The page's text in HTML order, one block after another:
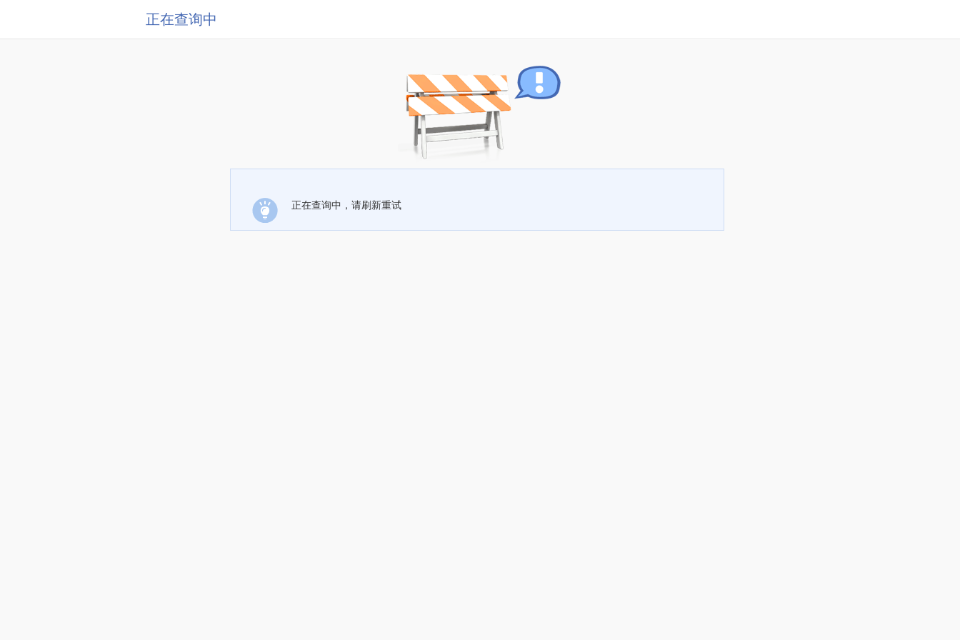
正在查询中
正在查询中，请刷新重试